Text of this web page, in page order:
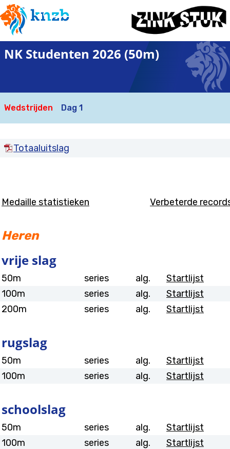
NK Studenten 2026 (50m)
Wedstrijden Dag 1
Totaaluitslag
Medaille statistieken Verbeterde
Heren
vrije slag
50m series alg.
Startlijst
100m
series alg.
Startlijst
200m
series alg. Startlijst
rugslag
50m series alg.
Startlijst
100m
series alg. Startlijst
schoolslag
50m series alg.
Startlijst
100m
series alg. Startlijst